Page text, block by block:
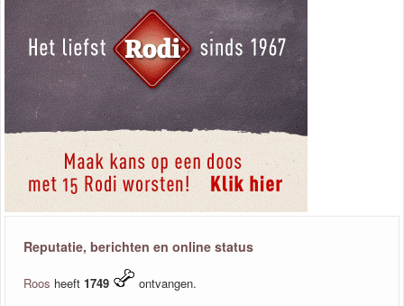
Reputatie, berichten en online status
Roos heeft 1749
ontvangen.